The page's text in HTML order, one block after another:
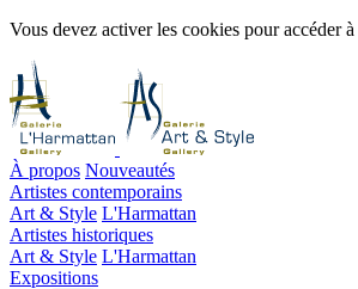
Vous devez activer les cookies pour accéder à
À propos Nouveautés
Artistes contemporains
Art & Style L'Harmattan
Artistes historiques
Art & Style L'Harmattan
Expositions